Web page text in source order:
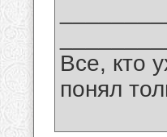
Все, кто
понял